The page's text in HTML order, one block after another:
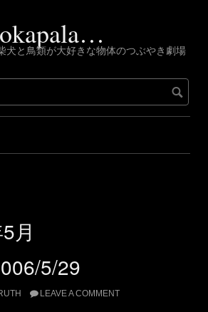
犬と鳥類が大好きな物体のつぶやき劇場
月
5/29
LEAVE A COMMENT